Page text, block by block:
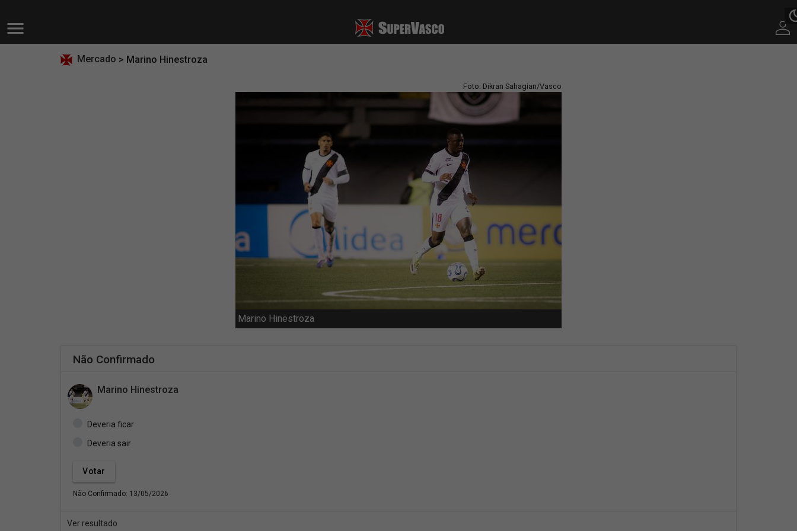
Mercado > Marino Hinestroza
Foto: Dikran Sahagian/Vasco
Marino Hinestroza
Não Confirmado
Marino Hinestroza
Deveria ficar
Deveria sair
Não Confirmado: 13/05/2026
Ver resultado